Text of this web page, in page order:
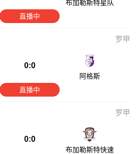
布加勒斯特星队
直播中
罗甲
0:0
阿格斯
直播中
罗甲
0:0
布加勒斯特快速